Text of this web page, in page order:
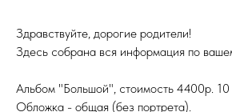
Здравствуйте, дорогие родители!
Здесь собрана вся информация по
Альбом "Большой", стоимость 4400р. 10
Обложка - общая (без портрета).